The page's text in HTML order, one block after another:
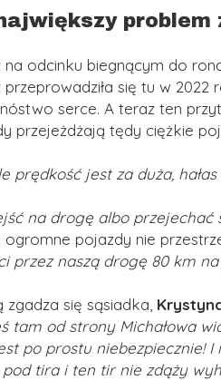
problem
na odcinku biegnącym do
się tu w 2022
serce. A teraz ten
przejeżdżają tędy ciężkie
prędkość jest za duża,
na drogę albo
ogromne pojazdy nie
przez naszą drogę 80 km
się sąsiadka,
tam od strony Michałowa
po prostu niebezpiecznie!
tira i ten tir nie zdąży